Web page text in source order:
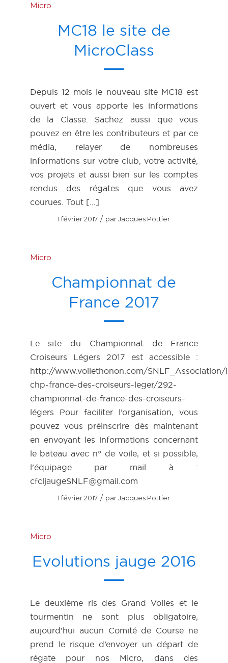
Micro
MC18 le site de
MicroClass
Depuis 12 mois le nouveau site MC18 est
ouvert et vous apporte les informations
de la Classe. Sachez aussi que vous
pouvez en être les contributeurs et par ce
média, relayer de nombreuses
informations sur votre club, votre activité,
vos projets et aussi bien sur les comptes
rendus des régates que vous avez
courues. Tout […]
1 février 2017 / parJacques Pottier
Micro
Championnat de
France 2017
Le site du Championnat de France
Croiseurs Légers 2017 est accessible :
http://www.voilethonon.com/
chp-france-des-croiseurs-leger/292-
championnat-de-france-des-croiseurs-
légers Pour faciliter l’organisation, vous
pouvez vous préinscrire dès maintenant
en envoyant les informations concernant
le bateau avec n° de voile, et si possible,
l’équipage par mail à :
cfcljaugeSNLF@gmail.com
1 février 2017 / parJacques Pottier
Micro
Evolutions jauge 2016
Le deuxième ris des Grand Voiles et le
tourmentin ne sont plus obligatoire,
aujourd’hui aucun Comité de Course ne
prend le risque d’envoyer un départ de
régate pour nos Micro, dans des